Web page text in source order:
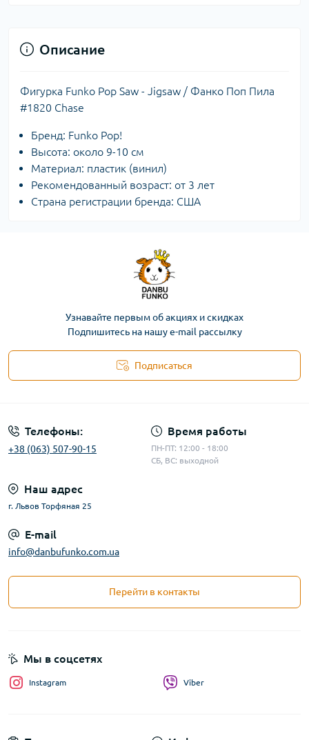
Описание
Фигурка Funko Pop Saw - Jigsaw / Фанко Поп Пила
#1820 Chase
Бренд: Funko Pop!
Высота: около 9-10 см
Материал: пластик (винил)
Рекомендованный возраст: от 3 лет
Страна регистрации бренда: США
Узнавайте первым об акциях и скидках
Подпишитесь на нашу e-mail рассылку
Подписаться
Телефоны:
+38 (063) 507-90-15
Время работы
ПН-ПТ: 12:00 - 18:00
СБ, ВС: выходной
Наш адрес
г. Львов Торфяная 25
E-mail
info@danbufunko.com.ua
Перейти в контакты
Мы в соцсетях
Instagram Viber